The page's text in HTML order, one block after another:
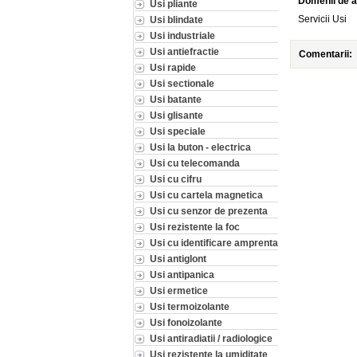
Usi pliante
Usi blindate
Usi industriale
Usi antiefractie
Usi rapide
Usi sectionale
Usi batante
Usi glisante
Usi speciale
Usi la buton - electrica
Usi cu telecomanda
Usi cu cifru
Usi cu cartela magnetica
Usi cu senzor de prezenta
Usi rezistente la foc
Usi cu identificare amprenta
Usi antiglont
Usi antipanica
Usi ermetice
Usi termoizolante
Usi fonoizolante
Usi antiradiatii / radiologice
Usi rezistente la umiditate
Servicii Usi
Comentarii: